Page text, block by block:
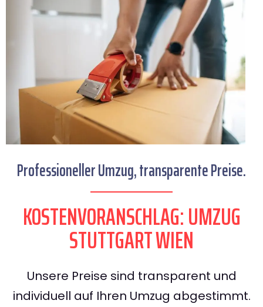
Professioneller Umzug, transparente Preise.
KOSTENVORANSCHLAG: UMZUG
STUTTGART WIEN
Unsere Preise sind transparent und
individuell auf Ihren Umzug abgestimmt.